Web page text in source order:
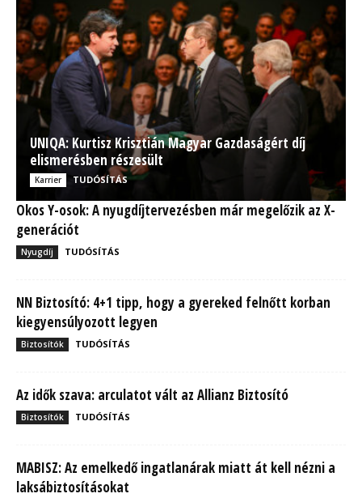
UNIQA: Kurtisz Krisztián Magyar Gazdaságért díj
elismerésben részesült
Karrier TUDÓSÍTÁS
Okos Y-osok: A nyugdíjtervezésben már megelőzik az X-
generációt
Nyugdíj TUDÓSÍTÁS
NN Biztosító: 4+1 tipp, hogy a gyereked felnőtt korban
kiegyensúlyozott legyen
Biztosítók TUDÓSÍTÁS
Az idők szava: arculatot vált az Allianz Biztosító
Biztosítók TUDÓSÍTÁS
MABISZ: Az emelkedő ingatlanárak miatt át kell nézni a
laksábiztosításokat